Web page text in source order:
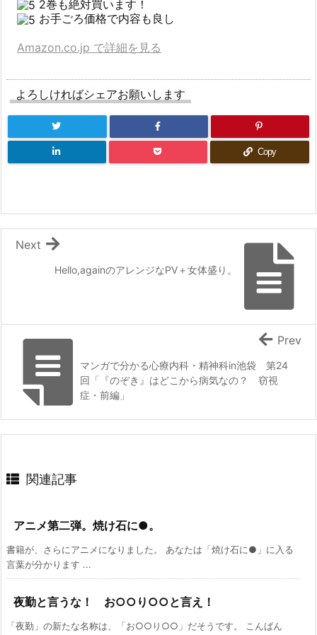
2巻も絶対買います！
お手ごろ価格で内容も良し
Amazon.co.jp で詳細を見る
よろしければシェアお願いします
Copy
Hello,againのアレンジなPV＋女体盛り。
Next
マンガで分かる心療内科・精神科in池袋 第24
回「『のぞき』はどこから病気なの？ 窃視
症・前編」
Prev
関連記事
アニメ第二弾。焼け石に●。
書籍が、さらにアニメになりました。 あなたは「焼け石に●」に入る
言葉が分かります ...
夜勤と言うな！ お○○り○○と言え！
「夜勤」の新たな名称は、「お○○り○○」だそうです。 こんばん